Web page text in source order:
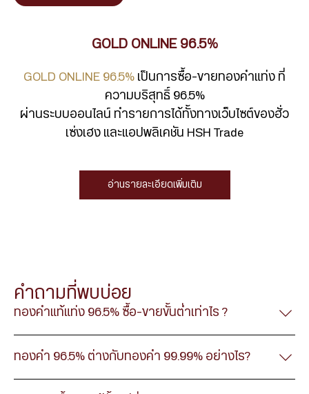
GOLD ONLINE 96.5%
GOLD ONLINE 96.5% เป็นการซื้อ-ขายทองคำแท่ง ที่
ความบริสุทธิ์ 96.5%
ผ่านระบบออนไลน์ ทำรายการได้ทั้งทางเว็บไซต์ของฮั่ว
เซ่งเฮง และแอปพลิเคชัน HSH Trade
อ่านรายละเอียดเพิ่มเติม
ให้คุณสามารถทำกำไรจากการลงทุนทองคำได้ “ทุกที่”
พร้อมให้บริการ ทั้งในระบบปฏิบัติการ iOS และ Android
ดาวน์โหลดและสมัครใช้งานได้ทันที
โดยมีเจ้าหน้าที่การตลาดคอยให้คำแนะนำ
ตัดสินใจได้อย่างรอบคอบมากยิ่งขึ้น
หน้าสาขาให้บริการขายและรับซื้อคืนทองคำแท้ ของ ฮั่ว
เซ่งเฮงทั้งทองรูปพรรณและทองคำแท่ง
อ่านรายละเอียดเพิ่มเติม
คำถามที่พบบ่อย
ทองคำแท้แท่ง 96.5% ซื้อ-ขายขั้นต่ำเท่าไร ?
ทองคำ 96.5% ต่างกับทองคำ 99.99% อย่างไร?